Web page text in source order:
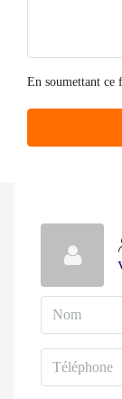
En soumettant ce